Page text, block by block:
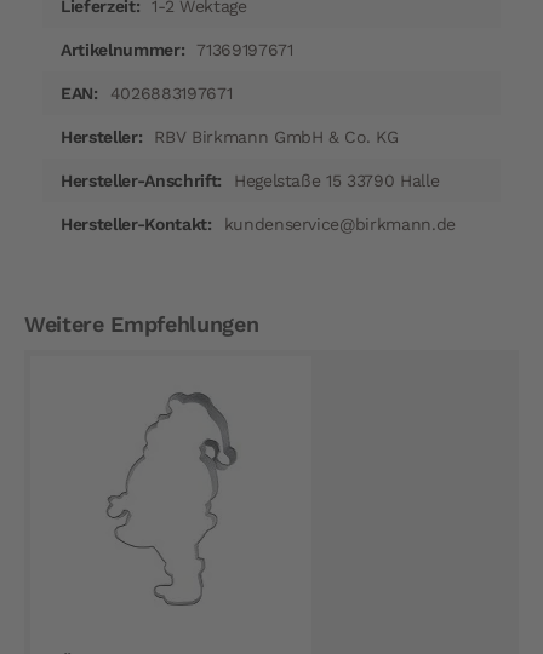
1-2 Wektage
71369197671
4026883197671
RBV Birkmann GmbH & Co. KG
Hegelstaße 15 33790 Halle
kundenservice@birkmann.de
Weitere Empfehlungen